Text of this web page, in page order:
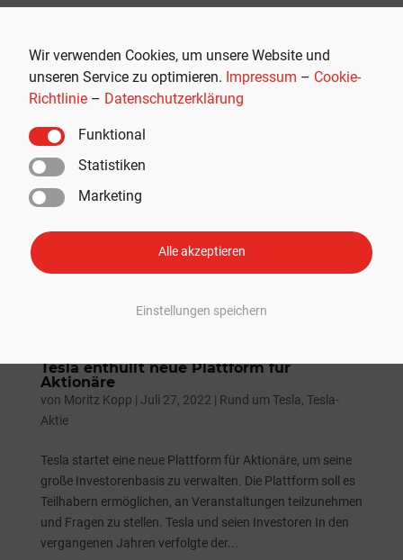
Wir verwenden Cookies, um unsere Website und
unseren Service zu optimieren. Impressum – Cookie-
Richtlinie – Datenschutzerklärung
Funktional
Statistiken
Marketing
Alle akzeptieren
Einstellungen speichern
Auslieferungen nach Europa scheinen wieder in Schwung
zu kommen, das lässt zumindest die gehäufte Vergabe
von VINs vermuten. Außerdem arbeitet der...
Tesla enthüllt neue Plattform für
Aktionäre
von Moritz Kopp | Juli 27, 2022 | Rund um Tesla, Tesla-
Aktie
Tesla startet eine neue Plattform für Aktionäre, um seine
große Investorenbasis zu verwalten. Die Plattform soll es
Teilhabern ermöglichen, an Veranstaltungen teilzunehmen
und Fragen zu stellen. Tesla und seien Investoren In den
vergangenen Jahren verfolgte der...